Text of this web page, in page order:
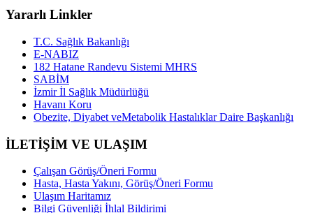
Yararlı Linkler
T.C. Sağlık Bakanlığı
E-NABIZ
182 Hatane Randevu Sistemi MHRS
SABİM
İzmir İl Sağlık Müdürlüğü
Havanı Koru
Obezite, Diyabet veMetabolik Hastalıklar Daire Başkanlığı
İLETİŞİM VE ULAŞIM
Çalışan Görüş/Öneri Formu
Hasta, Hasta Yakını, Görüş/Öneri Formu
Ulaşım Haritamız
Bilgi Güvenliği İhlal Bildirimi